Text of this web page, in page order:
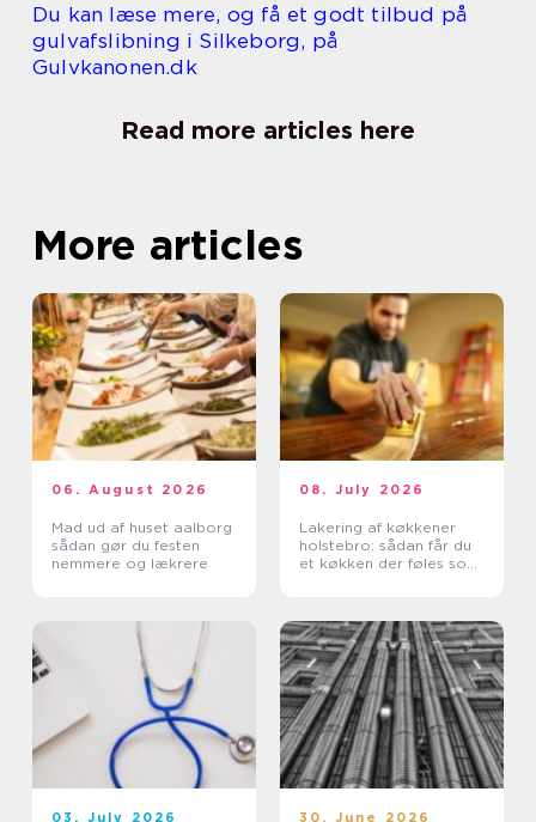
Du kan læse mere, og få et godt tilbud på
gulvafslibning i Silkeborg, på
Gulvkanonen.dk
Read more articles here
More articles
06. August 2026
Mad ud af huset aalborg
sådan gør du festen
nemmere og lækrere
08. July 2026
Lakering af køkkener
holstebro: sådan får du
et køkken der føles som
03. July 2026 30. June 2026